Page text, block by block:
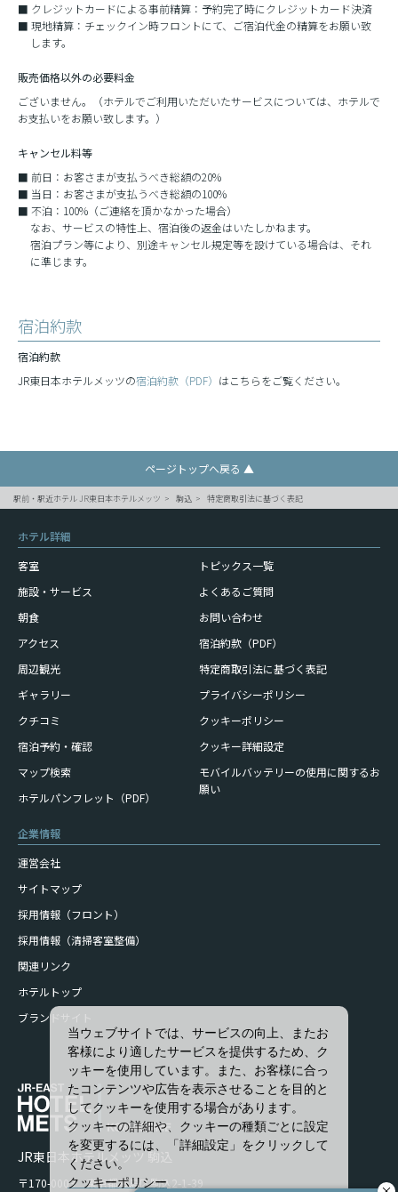
クレジットカードによる事前精算：予約完了時にクレジットカード決済
現地精算：チェックイン時フロントにて、ご宿泊代金の精算をお願い致
します。
販売価格以外の必要料金
ございません。（ホテルでご利用いただいたサービスについては、ホテルで
お支払いをお願い致します。）
キャンセル料等
前日：お客さまが支払うべき総額の20%
当日：お客さまが支払うべき総額の100%
不泊：100%（ご連絡を頂かなかった場合）
なお、サービスの特性上、宿泊後の返金はいたしかねます。
宿泊プラン等により、別途キャンセル規定等を設けている場合は、それ
に準じます。
宿泊約款
宿泊約款
JR東日本ホテルメッツの宿泊約款（PDF） はこちらをご覧ください。
ページトップへ戻る ▲
駅前・駅近ホテル JR東日本ホテルメッツ 駒込 特定商取引法に基づく表記
ホテル詳細
客室
施設・サービス
朝食
アクセス
周辺観光
ギャラリー
クチコミ
宿泊予約・確認
マップ検索
ホテルパンフレット（PDF）
トピックス一覧
よくあるご質問
お問い合わせ
宿泊約款（PDF）
特定商取引法に基づく表記
プライバシーポリシー
クッキーポリシー
クッキー詳細設定
モバイルバッテリーの使用に関するお
願い
企業情報
運営会社
サイトマップ
採用情報（フロント）
採用情報（清掃客室整備）
関連リンク
ホテルトップ
ブランドサイト
JR東日本ホテルメッツ 駒込
〒170-0003 東京都豊島区駒込2-1-39
当ウェブサイトでは、サービスの向上、またお
客様により適したサービスを提供するため、ク
ッキーを使用しています。また、お客様に合っ
たコンテンツや広告を表示させることを目的と
してクッキーを使用する場合があります。
クッキーの詳細や、クッキーの種類ごとに設定
を変更するには、「詳細設定」をクリックして
ください。
クッキーポリシー